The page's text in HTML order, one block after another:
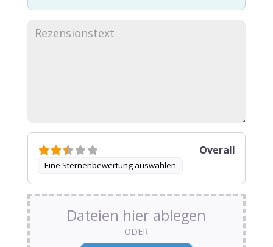
Eine Sternenbewertung auswählen
Overall
Dateien hier ablegen
ODER